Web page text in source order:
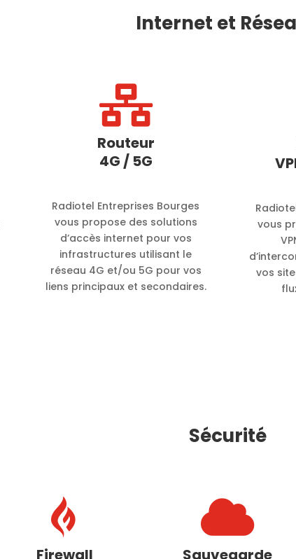
Internet et

Routeur
4G / 5G
Radiotel Entreprises Bourges
vous propose des solutions
d’accès internet pour vos
infrastructures utilisant le
réseau 4G et/ou 5G pour vos
liens principaux et secondaires.
vous
vos
Sécurité
 